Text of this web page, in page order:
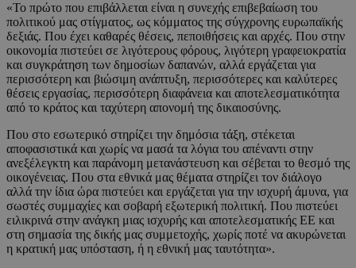
«Το πρώτο που επιβάλλεται είναι η συνεχής επιβεβαίωση του
πολιτικού μας στίγματος, ως κόμματος της σύγχρονης ευρωπαϊκής
δεξιάς. Που έχει καθαρές θέσεις, πεποιθήσεις και αρχές. Που στην
οικονομία πιστεύει σε λιγότερους φόρους, λιγότερη γραφειοκρατία
και συγκράτηση των δημοσίων δαπανών, αλλά εργάζεται για
περισσότερη και βιώσιμη ανάπτυξη, περισσότερες και καλύτερες
θέσεις εργασίας, περισσότερη διαφάνεια και αποτελεσματικότητα
από το κράτος και ταχύτερη απονομή της δικαιοσύνης.
Που στο εσωτερικό στηρίζει την δημόσια τάξη, στέκεται
αποφασιστικά και χωρίς να μασά τα λόγια του απέναντι στην
ανεξέλεγκτη και παράνομη μετανάστευση και σέβεται το θεσμό της
οικογένειας. Που στα εθνικά μας θέματα στηρίζει τον διάλογο
αλλά την ίδια ώρα πιστεύει και εργάζεται για την ισχυρή άμυνα, για
σωστές συμμαχίες και σοβαρή εξωτερική πολιτική. Που πιστεύει
ειλικρινά στην ανάγκη μιας ισχυρής και αποτελεσματικής ΕΕ και
στη σημασία της δικής μας συμμετοχής, χωρίς ποτέ να ακυρώνεται
η κρατική μας υπόσταση, ή η εθνική μας ταυτότητα».